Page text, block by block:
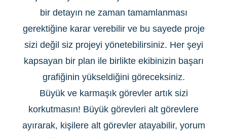
bir detayın ne zaman tamamlanması
gerektiğine karar verebilir ve bu sayede proje
sizi değil siz projeyi yönetebilirsiniz. Her şeyi
kapsayan bir plan ile birlikte ekibinizin başarı
grafiğinin yükseldiğini göreceksiniz.
Büyük ve karmaşık görevler artık sizi
korkutmasın! Büyük görevleri alt görevlere
ayırarak, kişilere alt görevler atayabilir, yorum